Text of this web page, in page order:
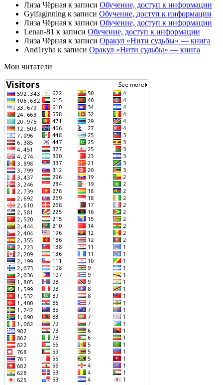
Лиза Чёрная к записи Обучение, доступ к информации
Gylfaginning к записи Обучение, доступ к информации
Лиза Чёрная к записи Обучение, доступ к информации
Lenan-81 к записи Обучение, доступ к информации
Лиза Чёрная к записи Оракул «Нити судьбы» — книга
And1ryha к записи Оракул «Нити судьбы» — книга
Мои читатели